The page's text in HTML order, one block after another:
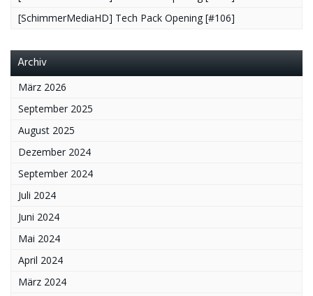
[SchimmerMediaHD] Tech Pack Opening [#106]
Archiv
März 2026
September 2025
August 2025
Dezember 2024
September 2024
Juli 2024
Juni 2024
Mai 2024
April 2024
März 2024